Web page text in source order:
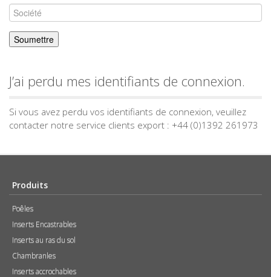
J’ai perdu mes identifiants de connexion.
Si vous avez perdu vos identifiants de connexion, veuillez
contacter notre service clients export : +44 (0)1392 261973
Produits
Poêles
Inserts Encastrables
Inserts au ras du sol
Chambranles
Inserts accrochables